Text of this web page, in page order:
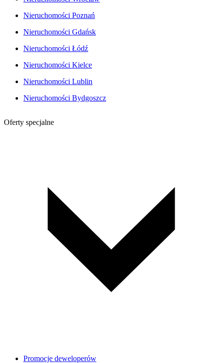
Nieruchomości Poznań
Nieruchomości Gdańsk
Nieruchomości Łódź
Nieruchomości Kielce
Nieruchomości Lublin
Nieruchomości Bydgoszcz
Oferty specjalne
Promocje deweloperów